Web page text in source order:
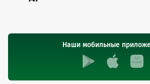
Наши мобильные